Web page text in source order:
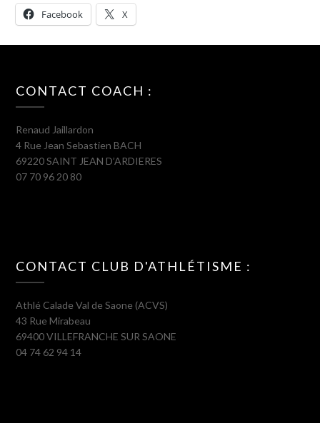
Facebook X
CONTACT COACH :
Renaud Jaillardon
4 Rue Jean Sebastien BACH
69220 SAINT JEAN D’ARDIERES
07 70 96 20 80
CONTACT CLUB D'ATHLÉTISME :
Athlé Calade Val de Saone (ACVS)
43 Rue Mirabeau
69400 VILLEFRANCHE SUR SAONE
04 74 62 94 14